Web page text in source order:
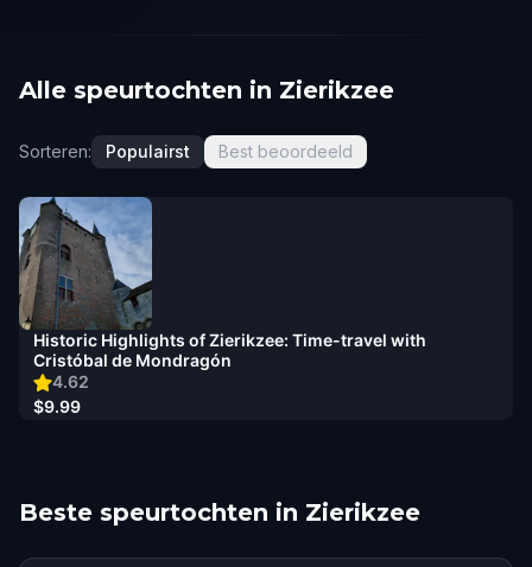
Alle speurtochten in Zierikzee
Sorteren: Populairst Best beoordeeld
4.62
Historic Highlights of Zierikzee: Time-travel with
Cristóbal de Mondragón
$9.99
Beste speurtochten in Zierikzee